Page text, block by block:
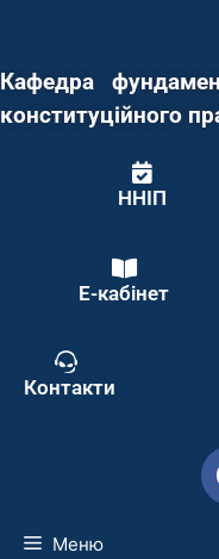
Кафедра
конституційного
ННІП
Е-кабінет
Контакти
Меню